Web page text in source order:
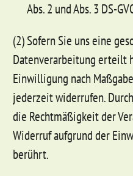
Abs. 2 und Abs. 3 DS-
(2) Sofern Sie uns eine
Datenverarbeitung erteilt
Einwilligung nach
jederzeit widerrufen.
die Rechtmäßigkeit der
Widerruf aufgrund der
berührt.